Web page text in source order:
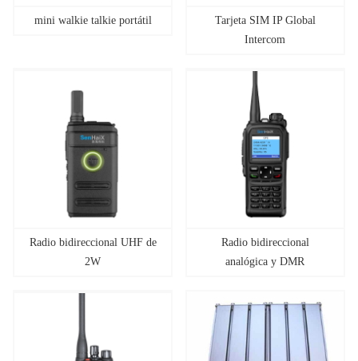
mini walkie talkie portátil
Tarjeta SIM IP Global
Intercom
Radio bidireccional UHF de
2W
Radio bidireccional
analógica y DMR